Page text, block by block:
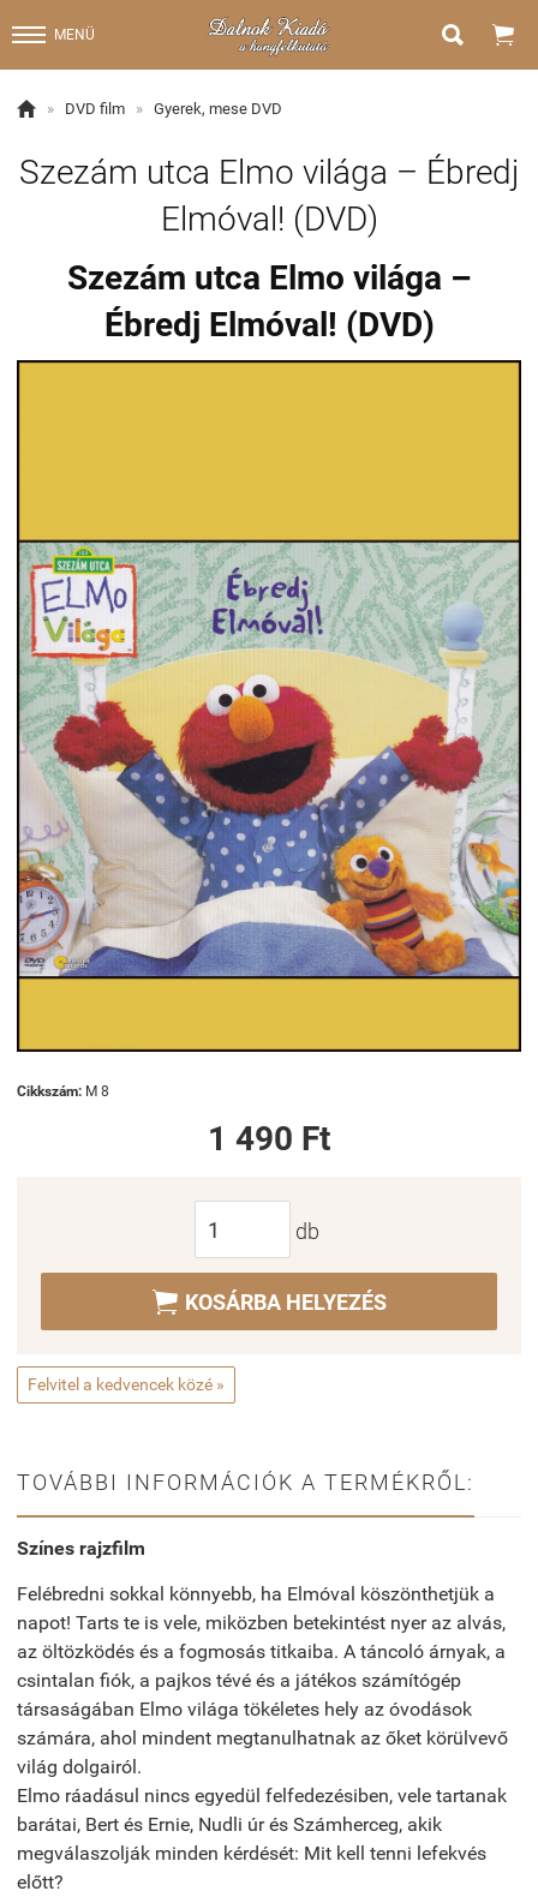
MENÜ  
 » DVD film » Gyerek, mese DVD
Szezám utca Elmo világa – Ébredj
Elmóval! (DVD)
Szezám utca Elmo világa –
Ébredj Elmóval! (DVD)
Cikkszám: M 8
1 490 Ft
db
 KOSÁRBA HELYEZÉS
Felvitel a kedvencek közé »
TOVÁBBI INFORMÁCIÓK A TERMÉKRŐL:
Színes rajzfilm
Felébredni sokkal könnyebb, ha Elmóval köszönthetjük a
napot! Tarts te is vele, miközben betekintést nyer az alvás,
az öltözködés és a fogmosás titkaiba. A táncoló árnyak, a
csintalan fiók, a pajkos tévé és a játékos számítógép
társaságában Elmo világa tökéletes hely az óvodások
számára, ahol mindent megtanulhatnak az őket körülvevő
világ dolgairól.
Elmo ráadásul nincs egyedül felfedezésiben, vele tartanak
barátai, Bert és Ernie, Nudli úr és Számherceg, akik
megválaszolják minden kérdését: Mit kell tenni lefekvés
előtt?